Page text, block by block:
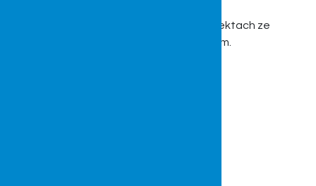
przystosowanych do tego typu prac obiektach ze
specjalistycznie wyposażonym zapleczem.